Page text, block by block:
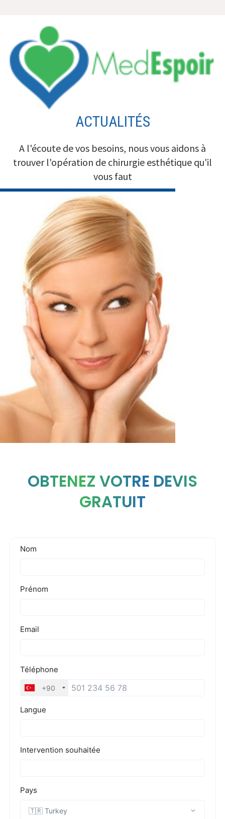
contenu
ACTUALITÉS
A l'écoute de vos besoins, nous vous aidons à
trouver l'opération de chirurgie esthétique qu'il
vous faut
OBTENEZ VOTRE DEVIS
GRATUIT